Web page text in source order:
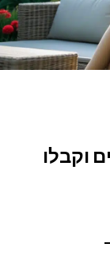
וקבלו